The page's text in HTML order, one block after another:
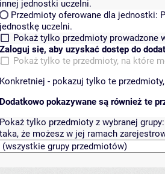
innej jednostki uczelni.
Przedmioty oferowane dla jednostki:
jednostkę uczelni.
Pokaż tylko przedmioty prowadzone
Zaloguj się, aby uzyskać dostęp do
Pokaż tylko te przedmioty, na które
Konkretniej - pokazuj tylko te
Dodatkowo pokazywane są również te
Pokaż tylko przedmioty z wybranej grupy:
taka, że możesz w jej ramach